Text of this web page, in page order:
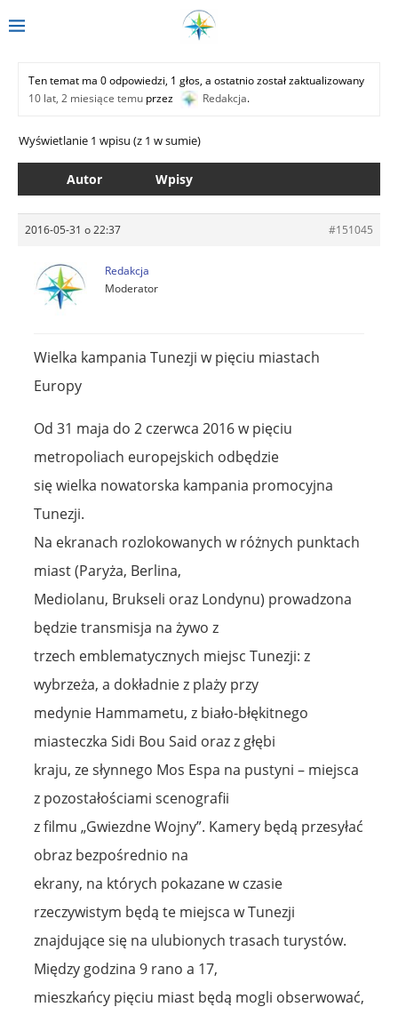
Ten temat ma 0 odpowiedzi, 1 głos, a ostatnio został zaktualizowany
10 lat, 2 miesiące temu przez Redakcja.
Wyświetlanie 1 wpisu (z 1 w sumie)
Autor Wpisy
2016-05-31 o 22:37 #151045
Redakcja
Moderator
Wielka kampania Tunezji w pięciu miastach
Europy
Od 31 maja do 2 czerwca 2016 w pięciu
metropoliach europejskich odbędzie
się wielka nowatorska kampania promocyjna
Tunezji.
Na ekranach rozlokowanych w różnych punktach
miast (Paryża, Berlina,
Mediolanu, Brukseli oraz Londynu) prowadzona
będzie transmisja na żywo z
trzech emblematycznych miejsc Tunezji: z
wybrzeża, a dokładnie z plaży przy
medynie Hammametu, z biało-błękitnego
miasteczka Sidi Bou Said oraz z głębi
kraju, ze słynnego Mos Espa na pustyni – miejsca
z pozostałościami scenografii
z filmu „Gwiezdne Wojny”. Kamery będą przesyłać
obraz bezpośrednio na
ekrany, na których pokazane w czasie
rzeczywistym będą te miejsca w Tunezji
znajdujące się na ulubionych trasach turystów.
Między godzina 9 rano a 17,
mieszkańcy pięciu miast będą mogli obserwować,